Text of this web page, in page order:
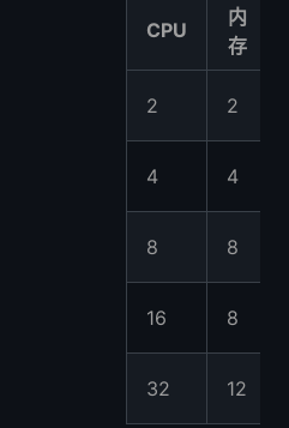
CPU
内
存
2 2
4 4
8 8
16 8
32 12